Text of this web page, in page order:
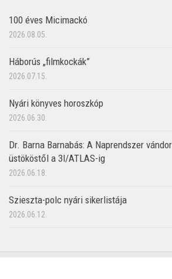
100 éves Micimackó
2026.08.05.
Háborús „filmkockák”
2026.07.15.
Nyári könyves horoszkóp
2026.06.30.
Dr. Barna Barnabás: A Naprendszer
üstököstől a 3I/ATLAS-ig
2026.06.18.
Szieszta-polc nyári sikerlistája
2026.06.12.